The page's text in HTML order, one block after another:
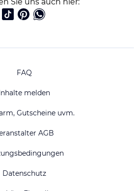
FAQ
melden
Gutscheine uvm.
AGB
Datenschutz